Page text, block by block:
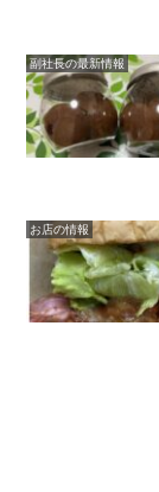
副社長の最新情報
お店の情報